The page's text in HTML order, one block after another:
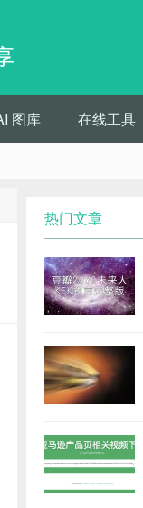
图库 在线工具
热门文章